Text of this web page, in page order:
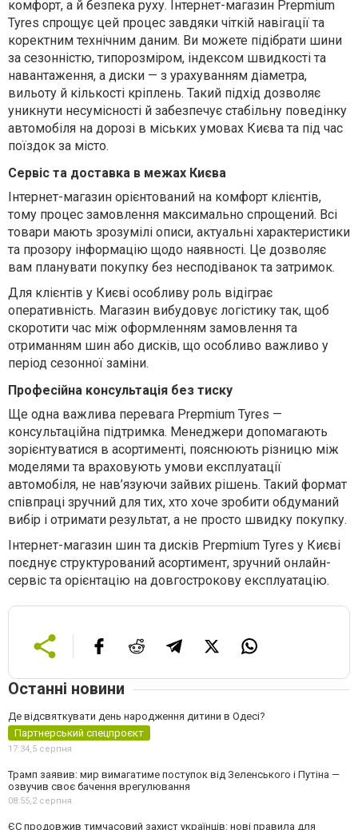
комфорт, а й безпека руху. Інтернет-магазин Prepmium
Tyres спрощує цей процес завдяки чіткій навігації та
коректним технічним даним. Ви можете підібрати шини
за сезонністю, типорозміром, індексом швидкості та
навантаження, а диски — з урахуванням діаметра,
вильоту й кількості кріплень. Такий підхід дозволяє
уникнути несумісності й забезпечує стабільну поведінку
автомобіля на дорозі в міських умовах Києва та під час
поїздок за місто.
Сервіс та доставка в межах Києва
Інтернет-магазин орієнтований на комфорт клієнтів,
тому процес замовлення максимально спрощений. Всі
товари мають зрозумілі описи, актуальні характеристики
та прозору інформацію щодо наявності. Це дозволяє
вам планувати покупку без несподіванок та затримок.
Для клієнтів у Києві особливу роль відіграє
оперативність. Магазин вибудовує логістику так, щоб
скоротити час між оформленням замовлення та
отриманням шин або дисків, що особливо важливо у
період сезонної заміни.
Професійна консультація без тиску
Ще одна важлива перевага Prepmium Tyres —
консультаційна підтримка. Менеджери допомагають
зорієнтуватися в асортименті, пояснюють різницю між
моделями та враховують умови експлуатації
автомобіля, не нав’язуючи зайвих рішень. Такий формат
співпраці зручний для тих, хто хоче зробити обдуманий
вибір і отримати результат, а не просто швидку покупку.
Інтернет-магазин шин та дисків Prepmium Tyres у Києві
поєднує структурований асортимент, зручний онлайн-
сервіс та орієнтацію на довгострокову експлуатацію.
Останні новини
Де відсвяткувати день народження дитини в Одесі?
Партнерський спецпроєкт
17:34,5 серпня
Трамп заявив: мир вимагатиме поступок від Зеленського і Путіна —
озвучив своє бачення врегулювання
08:55,2 серпня
ЄС продовжив тимчасовий захист українців: нові правила для